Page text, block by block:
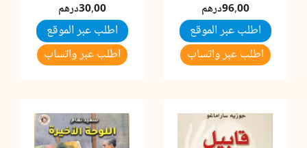
96,00درهم
اطلب عبر الموقع
اطلب عبر واتساب
30,00درهم
اطلب عبر الموقع
اطلب عبر واتساب